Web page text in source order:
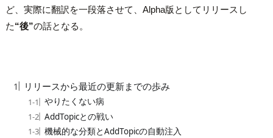
ど、実際に翻訳を一段落させて、Alpha版としてリリースし
た“後”の話となる。
リリースから最近の更新までの歩み
やりたくない病
AddTopicとの戦い
機械的な分類とAddTopicの自動注入